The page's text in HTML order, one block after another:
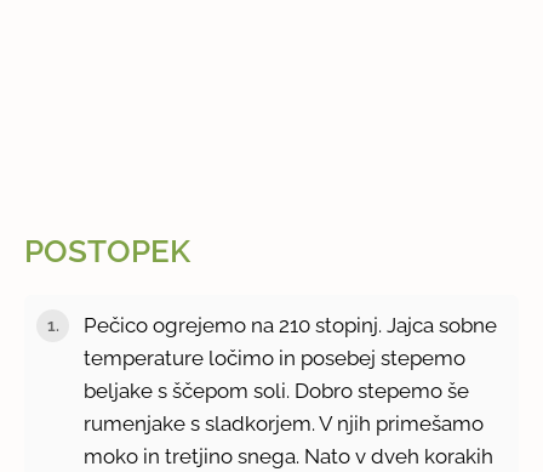
POSTOPEK
Pečico ogrejemo na 210 stopinj. Jajca sobne
temperature ločimo in posebej stepemo
beljake s ščepom soli. Dobro stepemo še
rumenjake s sladkorjem. V njih primešamo
moko in tretjino snega. Nato v dveh korakih